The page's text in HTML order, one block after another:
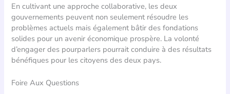
En cultivant une approche collaborative, les deux
gouvernements peuvent non seulement résoudre les
problèmes actuels mais également bâtir des fondations
solides pour un avenir économique prospère. La volonté
d’engager des pourparlers pourrait conduire à des résultats
bénéfiques pour les citoyens des deux pays.
Foire Aux Questions